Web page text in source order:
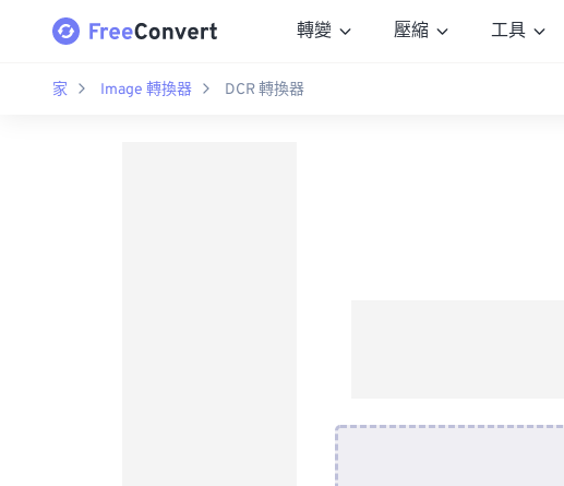
轉變 壓縮 工具
家 Image 轉換器 DCR 轉換器